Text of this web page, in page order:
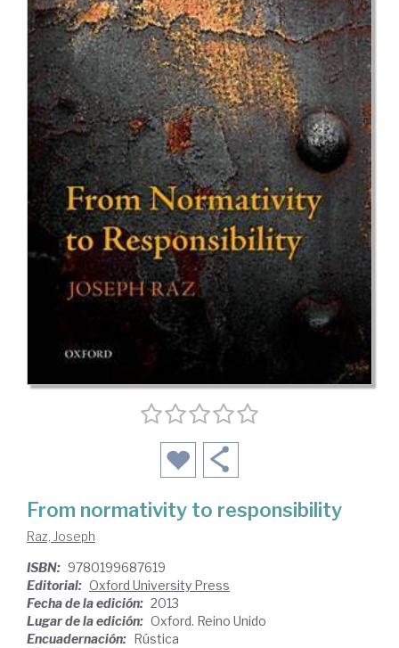
From normativity to responsibility
Raz, Joseph
ISBN: 9780199687619
Editorial: Oxford University Press
Fecha de la edición: 2013
Lugar de la edición: Oxford. Reino Unido
Encuadernación: Rústica